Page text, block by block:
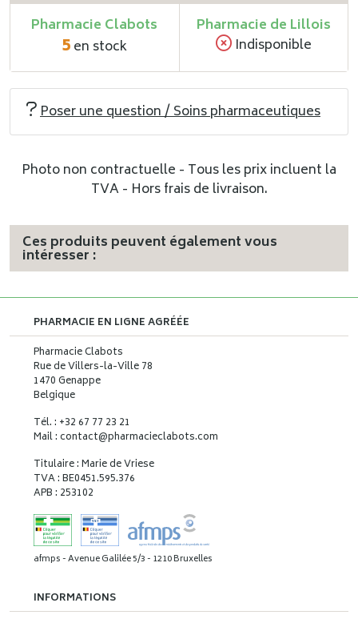
Pharmacie Clabots
5en stock
Pharmacie de Lillois
Indisponible
Poser une question / Soins pharmaceutiques
Photo non contractuelle - Tous les prix incluent la
TVA - Hors frais de livraison.
Ces produits peuvent également vous
intéresser :
PHARMACIE EN LIGNE AGRÉÉE
Pharmacie Clabots
Rue de Villers-la-Ville 78
1470 Genappe
Belgique
Tél. : +32 67 77 23 21
Mail : contact@pharmacieclabots.com
Titulaire : Marie de Vriese
TVA : BE0451.595.376
APB : 253102
afmps - Avenue Galilée 5/3 - 1210 Bruxelles
INFORMATIONS